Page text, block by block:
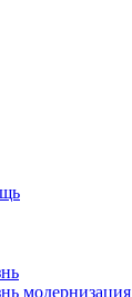
модернизация